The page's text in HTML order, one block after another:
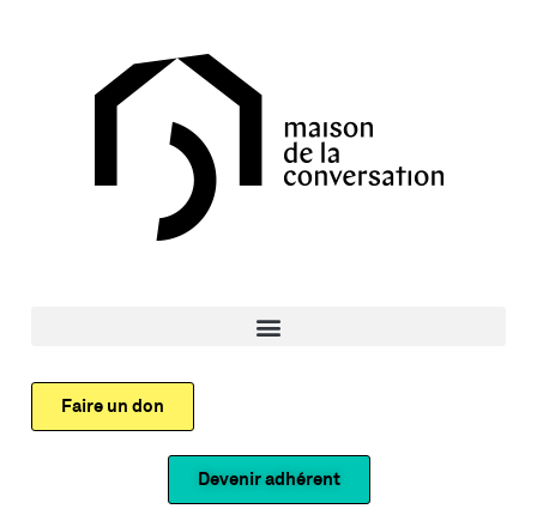
Faire un don
Devenir adhérent